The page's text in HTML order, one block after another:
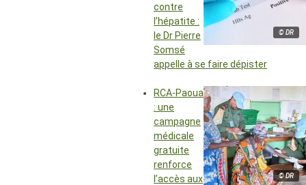
© DR
contre
l’hépatite :
le Dr Pierre
Somsé
appelle à se faire dépister
© DR
RCA-Paoua
: une
campagne
médicale
gratuite
renforce
l’accès aux